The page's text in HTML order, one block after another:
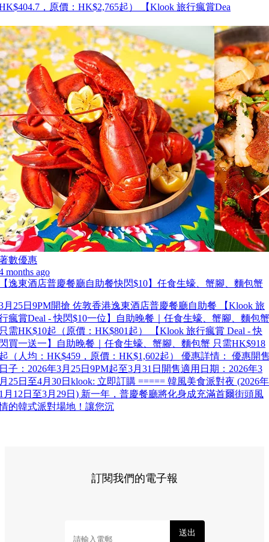
，原價：HK$2,765起） 【Klook 旅行瘋賞Dea
數優惠
months ago
逸東酒店普慶餐廳自助餐快閃$10】任食生蠔、蟹腳、麵包蟹
月25日9PM開搶 佐敦香港逸東酒店普慶餐廳自助餐 【Klook 旅
瘋賞Deal - 快閃$10一位】自助晚餐｜任食生蠔、蟹腳、麵包蟹
需HK$10起（原價：HK$801起） 【Klook 旅行瘋賞 Deal - 快
買一送一】自助晚餐｜任食生蠔、蟹腳、麵包蟹 只需HK$918
（人均：HK$459，原價：HK$1,602起） 優惠詳情： 優惠開
子：2026年3月25日9PM起至3月31日開售適用日期：2026年3
25日至4月30日klook: 立即訂購 ===== 韓風美食派對夜 (2026年
月12日至3月29日) 新一年，普慶餐廳將化身成充滿首爾街頭風
的韓式派對場地！讓您沉
訂閱我們的電子報
送出